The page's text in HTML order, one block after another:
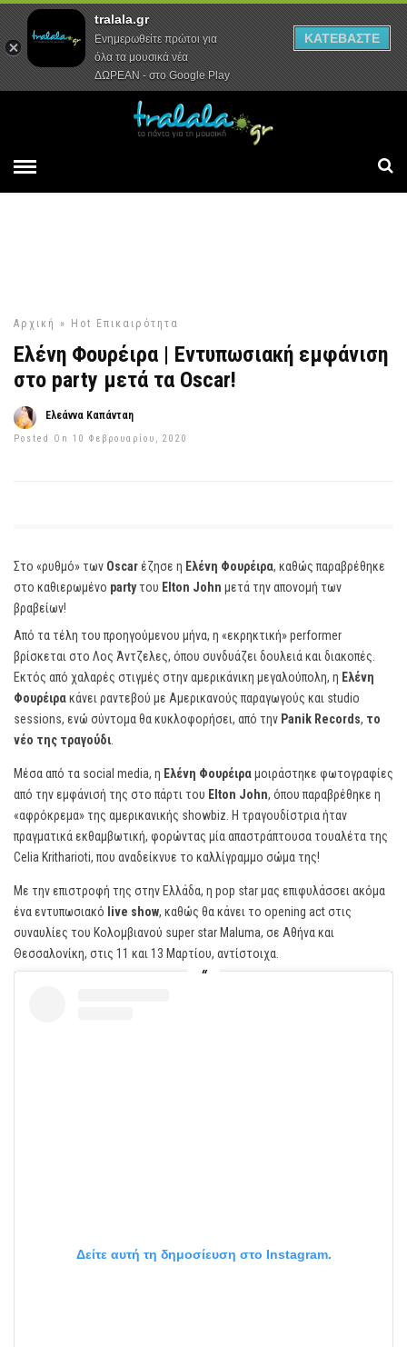
Αρχική Συνεντεύξεις Ρεπορτάζ
Αρχική » Hot Επικαιρότητα
Ελένη Φουρέιρα | Εντυπωσιακή εμφάνιση
στο party μετά τα Oscar!
Ελεάννα Καπάνταη
Posted On 10 Φεβρουαρίου, 2020
Στο «ρυθμό» των Oscarέζησε η Ελένη Φουρέιρα, καθώς παραβρέθηκε
στο καθιερωμένο partyτου Elton John μετά την απονομή των
βραβείων!
Από τα τέλη του προηγούμενου μήνα, η «εκρηκτική» performer
βρίσκεται στο Λος Άντζελες, όπου συνδυάζει δουλειά και διακοπές.
Εκτός από χαλαρές στιγμές στην αμερικάνικη μεγαλούπολη, η Ελένη
Φουρέιρακάνει ραντεβού με Αμερικανούς παραγωγούς και studio
sessions, ενώ σύντομα θα κυκλοφορήσει, από την Panik Records, το
νέο της τραγούδι
Μέσα από τα social media, η Ελένη Φουρέιραμοιράστηκε φωτογραφίες
από την εμφάνισή της στο πάρτι του Elton John, όπου παραβρέθηκε η
«αφρόκρεμα» της αμερικανικής showbiz. Η τραγουδίστρια ήταν
πραγματικά εκθαμβωτική, φορώντας μία απαστράπτουσα τουαλέτα της
Celia Kritharioti, που αναδείκνυε το καλλίγραμμο σώμα της!
Με την επιστροφή της στην Ελλάδα, η pop star μας επιφυλάσσει ακόμα
ένα εντυπωσιακό live show, καθώς θα κάνει το opening act στις
συναυλίες του Κολομβιανού super star Maluma, σε Αθήνα και
Θεσσαλονίκη, στις 11 και 13 Μαρτίου, αντίστοιχα.
Δείτε αυτή τη δημοσίευση στο Instagram.
tralala.gr
Ενημερωθείτε πρώτοι για
όλα τα μουσικά νέα
ΔΩΡΕΑΝ - στο Google Play
ΚΑΤΕΒΑΣΤΕ